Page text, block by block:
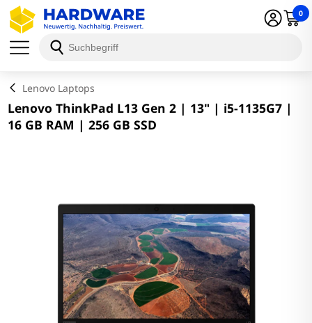
0
Lenovo Laptops
Lenovo ThinkPad L13 Gen 2 | 13" | i5-1135G7 |
16 GB RAM | 256 GB SSD
Schließen